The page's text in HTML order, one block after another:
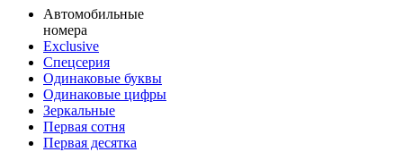
Автомобильные
номера
Exclusive
Спецсерия
Одинаковые буквы
Одинаковые цифры
Зеркальные
Первая сотня
Первая десятка